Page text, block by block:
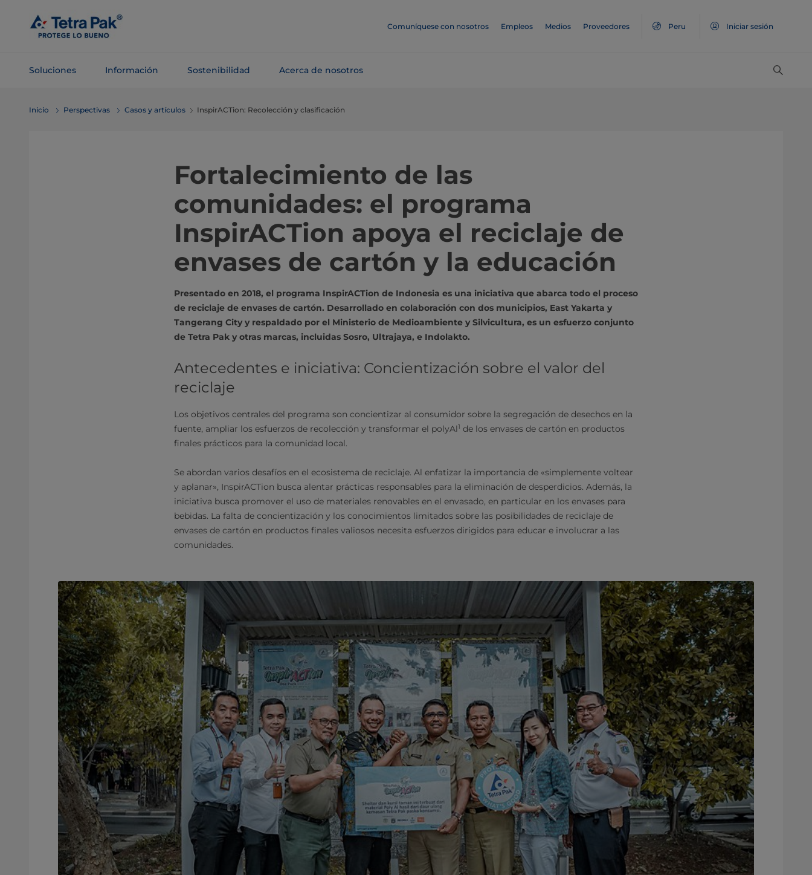
contenido
principal
Comuníquese con nosotros Empleos Medios Proveedores Peru Iniciar sesión
Soluciones Información Sostenibilidad Acerca de nosotros
navegación
Inicio Perspectivas Casos y artículos InspirACTion: Recolección y clasificación
Fortalecimiento de las
comunidades: el programa
InspirACTion apoya el reciclaje de
envases de cartón y la educación
Presentado en 2018, el programa InspirACTion de Indonesia es una iniciativa que abarca todo el proceso
de reciclaje de envases de cartón. Desarrollado en colaboración con dos municipios, East Yakarta y
Tangerang City y respaldado por el Ministerio de Medioambiente y Silvicultura, es un esfuerzo conjunto
de Tetra Pak y otras marcas, incluidas Sosro, Ultrajaya, e Indolakto.
Antecedentes e iniciativa: Concientización sobre el valor del
reciclaje
Los objetivos centrales del programa son concientizar al consumidor sobre la segregación de desechos en la
fuente, ampliar los esfuerzos de recolección y transformar el polyAl1 de los envases de cartón en productos
finales prácticos para la comunidad local.
Se abordan varios desafíos en el ecosistema de reciclaje. Al enfatizar la importancia de «simplemente voltear
y aplanar», InspirACTion busca alentar prácticas responsables para la eliminación de desperdicios. Además, la
iniciativa busca promover el uso de materiales renovables en el envasado, en particular en los envases para
bebidas. La falta de concientización y los conocimientos limitados sobre las posibilidades de reciclaje de
envases de cartón en productos finales valiosos necesita esfuerzos dirigidos para educar e involucrar a las
comunidades.